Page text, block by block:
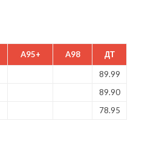
A95+ A98 ДТ
89.99
89.90
78.95